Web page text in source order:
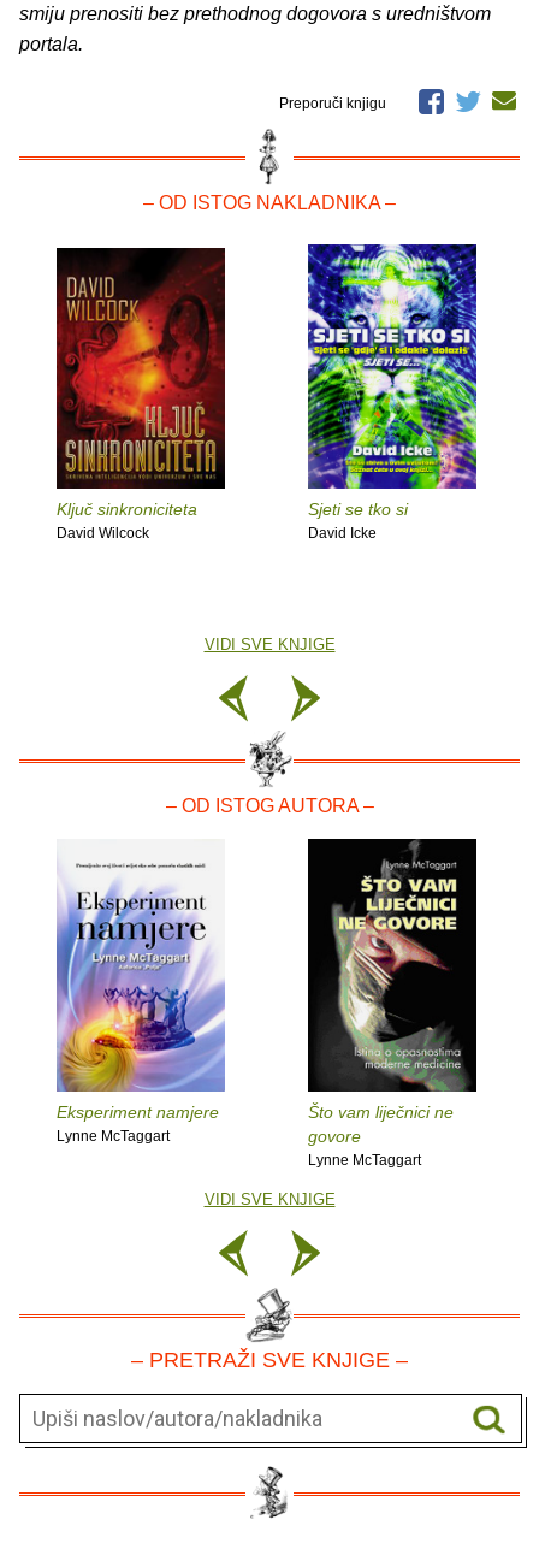
smiju prenositi bez prethodnog dogovora s uredništvom
portala.
Preporuči knjigu
– OD ISTOG NAKLADNIKA –
Ključ sinkroniciteta
David Wilcock
Sjeti se tko si
David Icke
VIDI SVE KNJIGE
– OD ISTOG AUTORA –
Eksperiment namjere
Lynne McTaggart
Što vam liječnici ne
govore
Lynne McTaggart
VIDI SVE KNJIGE
– PRETRAŽI SVE KNJIGE –